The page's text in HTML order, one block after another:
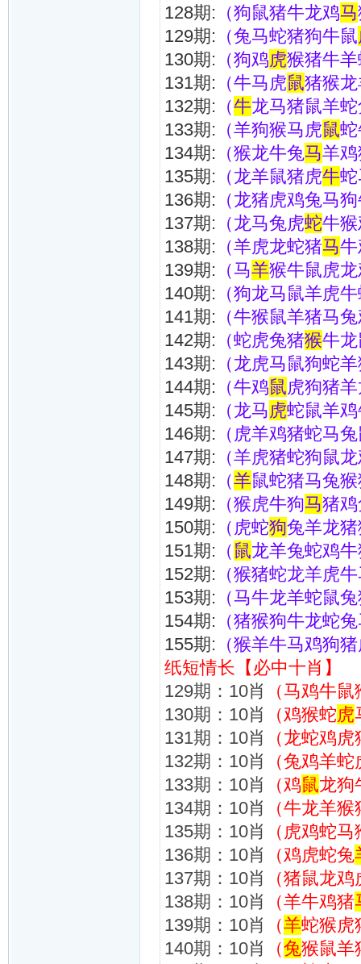
128期: （狗鼠猪牛龙鸡马
129期: （兔马蛇猪狗牛鼠
130期: （狗鸡虎猴猪牛
131期: （牛马虎鼠猪猴
132期: （牛龙马猪鼠羊
133期: （羊狗猴马虎鼠
134期: （猴龙牛兔马羊
135期: （龙羊鼠猪虎牛
136期: （龙猪虎鸡兔马
137期: （龙马兔虎蛇牛
138期: （羊虎龙蛇猪马
139期: （马羊猴牛鼠虎
140期: （狗龙马鼠羊虎
141期: （牛猴鼠羊猪马
142期: （蛇虎兔猪猴牛
143期: （龙虎马鼠狗蛇
144期: （牛鸡鼠虎狗猪
145期: （龙马虎蛇鼠羊
146期: （虎羊鸡猪蛇马
147期: （羊虎猪蛇狗鼠
148期: （羊鼠蛇猪马兔
149期: （猴虎牛狗马猪
150期: （虎蛇狗兔羊龙
151期: （ 鼠龙羊兔蛇鸡
152期: （猴猪蛇龙羊虎
153期: （马牛龙羊蛇鼠
154期: （猪猴狗牛龙蛇
155期: （猴羊牛马鸡狗
纸短情长【必中十肖】
129期：10肖
（马鸡牛鼠
130期：10肖
（鸡猴蛇虎
131期：10肖
（龙蛇鸡
132期：10肖
（兔鸡羊
133期：10肖
（鸡鼠龙狗
134期：10肖
（牛龙羊
135期：10肖
（虎鸡蛇
136期：10肖
（鸡虎蛇兔
137期：10肖
（猪鼠龙
138期：10肖
（羊牛鸡猪
139期：10肖
（羊蛇猴虎
140期：10肖
（兔猴鼠羊